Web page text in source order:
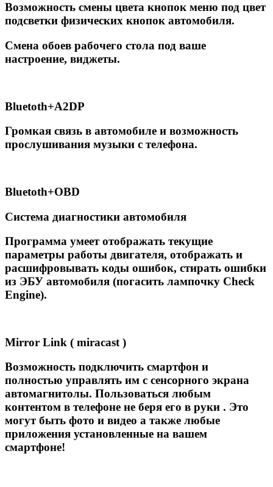
Возможность смены цвета кнопок меню под цвет
подсветки физических кнопок автомобиля.
Смена обоев рабочего стола под ваше
настроение, виджеты.
Вluetoth+A2DP
Громкая связь в автомобиле и возможность
прослушивания музыки с телефона.
Вluetoth+OBD
Система диагностики автомобиля
Программа умеет отображать текущие
параметры работы двигателя, отображать и
расшифровывать коды ошибок, стирать ошибки
из ЭБУ автомобиля (погасить лампочку Сheck
Engine).
Mirror Link ( miracast )
Возможность подключить смартфон и
полностью управлять им с сенсорного экрана
автомагнитолы. Пользоваться любым
контентом в телефоне не беря его в руки . Это
могут быть фото и видео а также любые
приложения установленные на вашем
смартфоне!